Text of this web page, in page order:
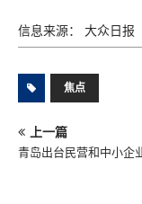
信息来源： 大众日报
焦点
上一篇
青岛出台民营和中小企